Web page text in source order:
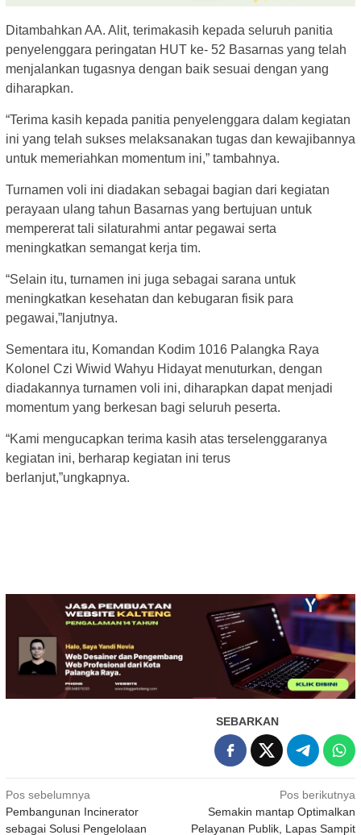
Ditambahkan AA. Alit, terimakasih kepada seluruh panitia
penyelenggara peringatan HUT ke- 52 Basarnas yang telah
menjalankan tugasnya dengan baik sesuai dengan yang
diharapkan.
“Terima kasih kepada panitia penyelenggara dalam kegiatan
ini yang telah sukses melaksanakan tugas dan kewajibannya
untuk memeriahkan momentum ini,” tambahnya.
Turnamen voli ini diadakan sebagai bagian dari kegiatan
perayaan ulang tahun Basarnas yang bertujuan untuk
mempererat tali silaturahmi antar pegawai serta
meningkatkan semangat kerja tim.
“Selain itu, turnamen ini juga sebagai sarana untuk
meningkatkan kesehatan dan kebugaran fisik para
pegawai,”lanjutnya.
Sementara itu, Komandan Kodim 1016 Palangka Raya
Kolonel Czi Wiwid Wahyu Hidayat menuturkan, dengan
diadakannya turnamen voli ini, diharapkan dapat menjadi
momentum yang berkesan bagi seluruh peserta.
“Kami mengucapkan terima kasih atas terselenggaranya
kegiatan ini, berharap kegiatan ini terus
berlanjut,”ungkapnya.
SEBARKAN
Navigasi
pos
Pos sebelumnya
Pembangunan Incinerator
sebagai Solusi Pengelolaan
Pos berikutnya
Semakin mantap Optimalkan
Pelayanan Publik, Lapas Sampit